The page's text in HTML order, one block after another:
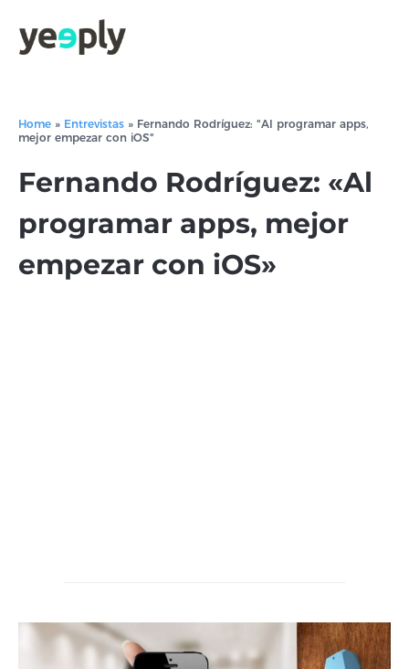
Home » Entrevistas » Fernando Rodríguez: "Al programar apps,
mejor empezar con iOS"
Fernando Rodríguez: «Al
programar apps, mejor
empezar con iOS»